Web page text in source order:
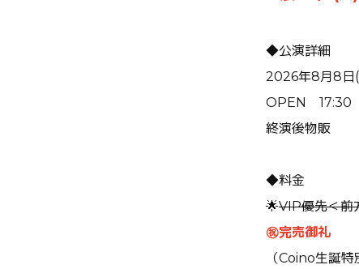
◆公演詳細
2026年8月8日(
OPEN 17:30
終演後物販
◆料金
🌟VIP優先＜
㊗️完売御礼
（Coino生誕特